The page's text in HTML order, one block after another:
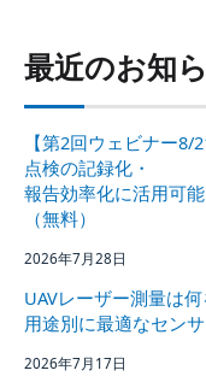
最近のお知
【第2回ウェビナー8/
点検の記録化・
報告効率化に活用可
（無料）
2026年7月28日
UAVレーザー測量は
用途別に最適なセン
2026年7月17日